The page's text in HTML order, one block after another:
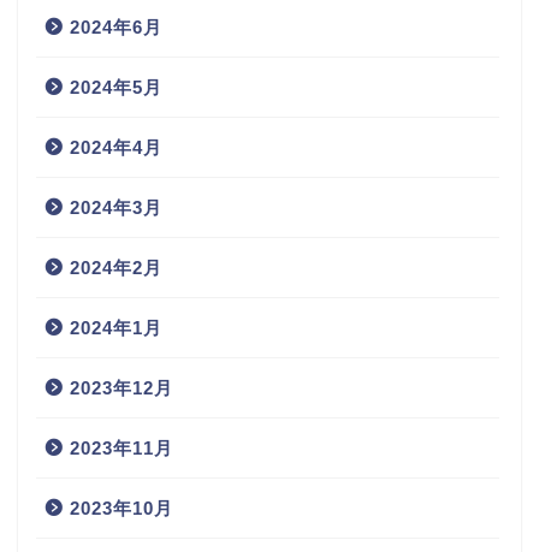
2024年6月
2024年5月
2024年4月
2024年3月
2024年2月
2024年1月
2023年12月
2023年11月
2023年10月